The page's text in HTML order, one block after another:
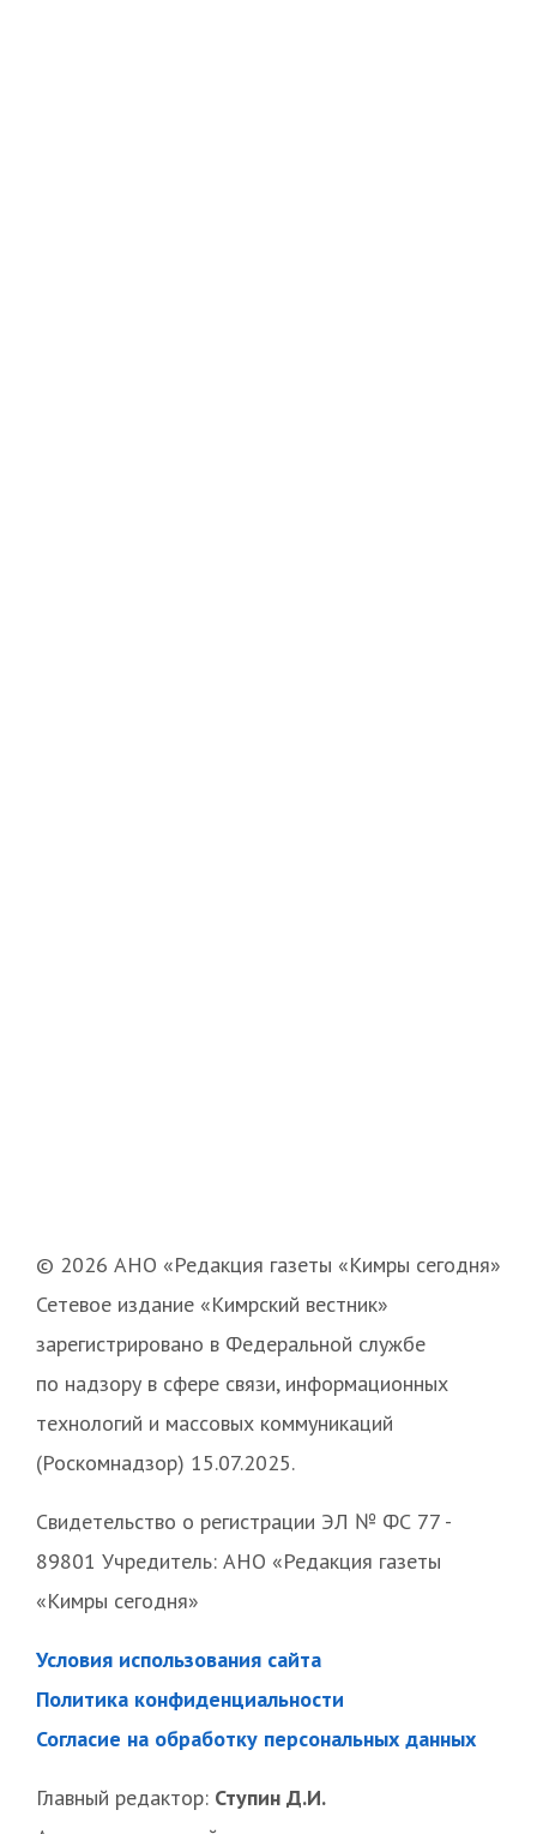
© 2026 АНО «Редакция газеты «Кимры сегодня»
Сетевое издание «Кимрский вестник»
зарегистрировано в Федеральной службе
по надзору в сфере связи, информационных
технологий и массовых коммуникаций
(Роскомнадзор) 15.07.2025.
Свидетельство о регистрации ЭЛ № ФС 77 -
89801 Учредитель: АНО «Редакция газеты
«Кимры сегодня»
Условия использования сайта
Политика конфиденциальности
Согласие на обработку персональных данных
Главный редактор: Ступин Д.И.